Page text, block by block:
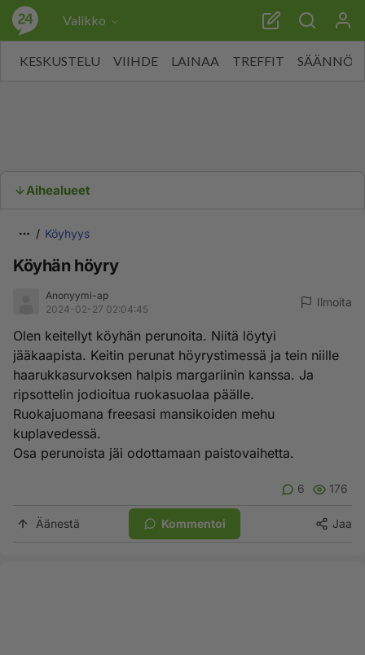
Valikko
KESKUSTELU VIIHDE LAINAA TREFFIT SÄÄNNÖT
Aihealueet
Köyhyys
Köyhän höyry
Anonyymi-ap
2024-02-27 02:04:45
Ilmoita
Olen keitellyt köyhän perunoita. Niitä löytyi
jääkaapista. Keitin perunat höyrystimessä ja tein niille
haarukkasurvoksen halpis margariinin kanssa. Ja
ripsottelin jodioitua ruokasuolaa päälle.
Ruokajuomana freesasi mansikoiden mehu
kuplavedessä.
Osa perunoista jäi odottamaan paistovaihetta.
6 176
Äänestä Kommentoi Jaa